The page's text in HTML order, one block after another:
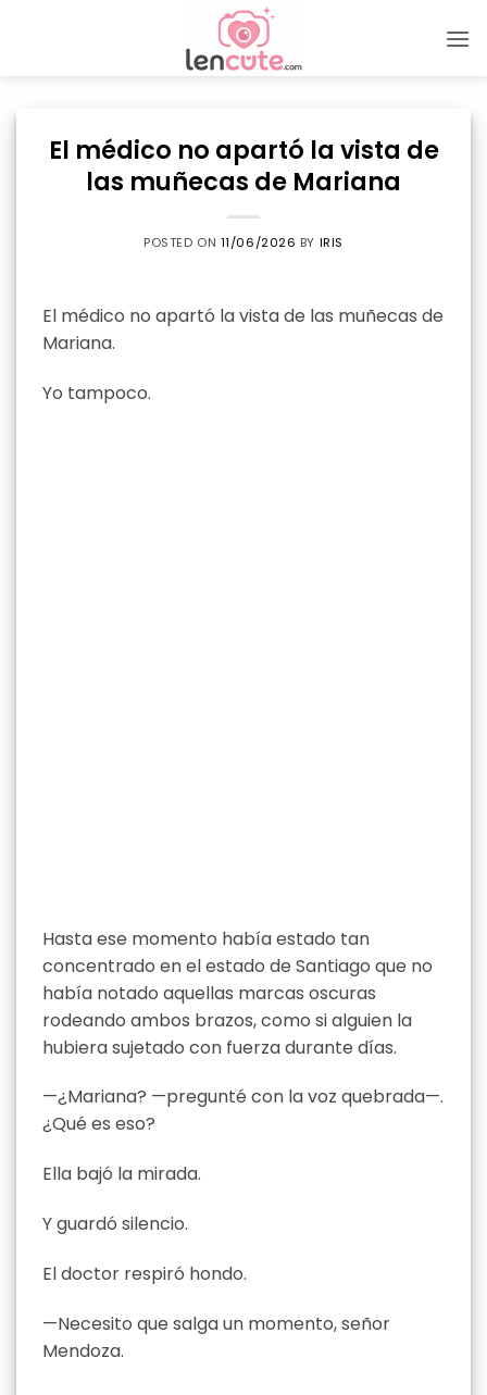
El médico no apartó la vista de
las muñecas de Mariana
POSTED ON 11/06/2026 BY IRIS
El médico no apartó la vista de las muñecas de
Mariana.
Yo tampoco.
Hasta ese momento había estado tan
concentrado en el estado de Santiago que no
había notado aquellas marcas oscuras
rodeando ambos brazos, como si alguien la
hubiera sujetado con fuerza durante días.
—¿Mariana? —pregunté con la voz quebrada—.
¿Qué es eso?
Ella bajó la mirada.
Y guardó silencio.
El doctor respiró hondo.
—Necesito que salga un momento, señor
Mendoza.